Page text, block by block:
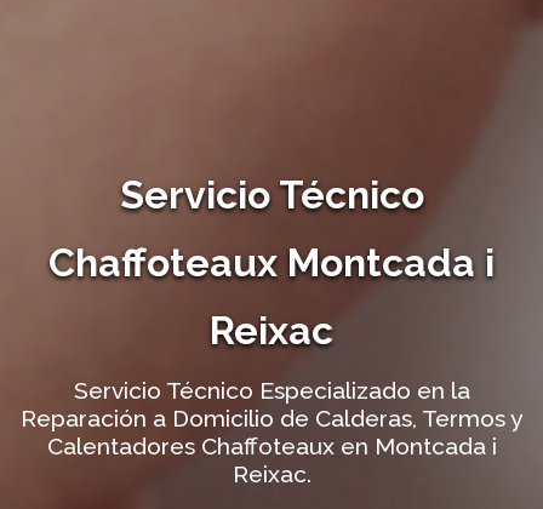
Servicio Técnico
Chaffoteaux Montcada i
Reixac
Servicio Técnico Especializado en la
Reparación a Domicilio de Calderas, Termos y
Calentadores Chaffoteaux en Montcada i
Reixac.